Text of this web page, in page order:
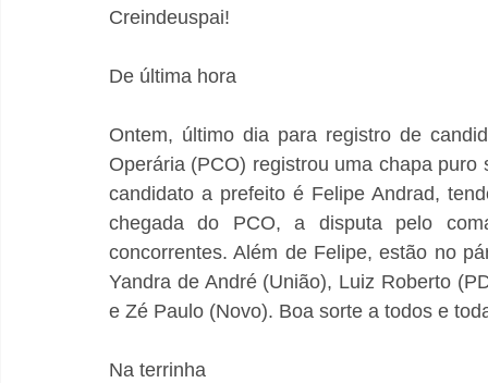
Creindeuspai!
De última hora
Ontem, último dia para registro de
Operária (PCO) registrou uma chapa
candidato a prefeito é Felipe Andrad,
chegada do PCO, a disputa pelo
concorrentes. Além de Felipe, estão no
Yandra de André (União), Luiz Roberto
e Zé Paulo (Novo). Boa sorte a todos e
Na terrinha